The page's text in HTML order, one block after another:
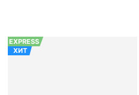
EXPRESS
ХИТ